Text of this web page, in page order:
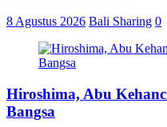
8 Agustus 2026 Bali Sharing 0
Hiroshima, Abu
Bangsa